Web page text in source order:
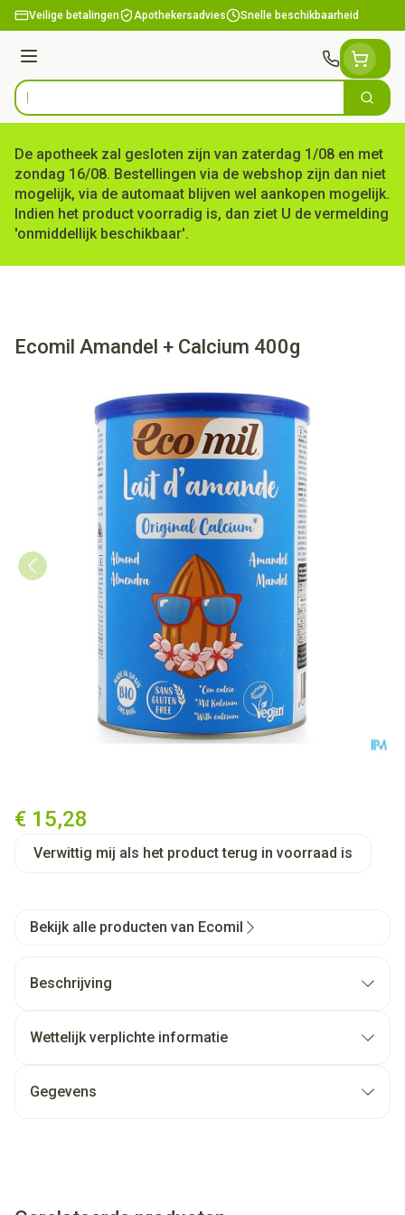
Ga naar de inhoud
Veilige betalingen Apothekersadvies Snelle beschikbaarheid
Menu
Product, merk, categorie... Zoek
De apotheek zal gesloten zijn van zaterdag 1/08 en met
zondag 16/08. Bestellingen via de webshop zijn dan niet
mogelijk, via de automaat blijven wel aankopen mogelijk.
Indien het product voorradig is, dan ziet U de vermelding
'onmiddellijk beschikbaar'.
Ecomil Amandel + Calcium 400g
€ 15,28
Verwittig mij als het product terug in voorraad is
Bekijk alle producten van Ecomil
Beschrijving
Wettelijk verplichte informatie
Gegevens